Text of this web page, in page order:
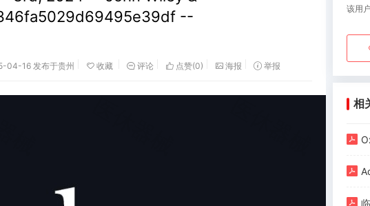
--
04-16 发布于贵州 收藏 评论 点赞(0) 海报 举报
该用
相
Oxford
Adams
临床神经